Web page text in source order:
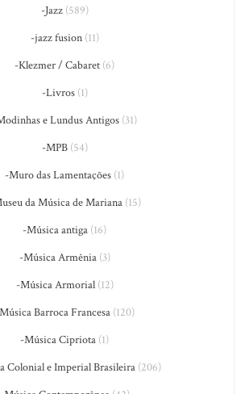
-Jazz(589)
-jazz fusion(11)
-Klezmer / Cabaret (6)
-Livros(1)
e Lundus Antigos (31)
-MPB(54)
-Muro das Lamentações (1)
da Música de Mariana(15)
-Música antiga (16)
-Música Armênia(3)
-Música Armorial(12)
Barroca Francesa(120)
-Música Cipriota (1)
Colonial e Imperial Brasileira(206)